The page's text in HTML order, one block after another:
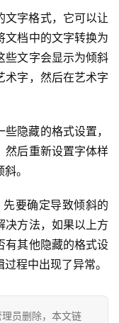
文字格式，它可以让
文档中的文字转换为
些文字会显示为倾斜
术字，然后在艺术字
隐藏的格式设置，
然后重新设置字体样
。
要确定导致倾斜的
决方法，如果以上方
有其他隐藏的格式设
程中出现了异常。
员删除，本文链